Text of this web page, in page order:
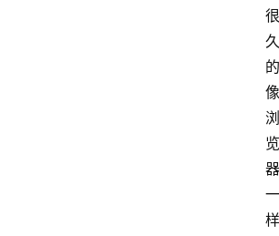
很
久
的
像
浏
览
器
一
样